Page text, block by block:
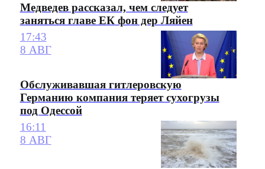
Медведев рассказал, чем следует
заняться главе ЕК фон дер Ляйен
17:43
8 АВГ
Обслуживавшая гитлеровскую
Германию компания теряет сухогрузы
под Одессой
16:11
8 АВГ